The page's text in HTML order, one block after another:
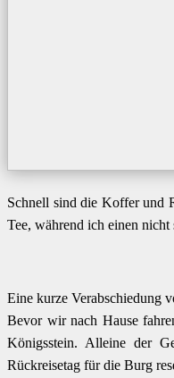
Schnell sind die Koffer und
Tee, während ich einen
Eine kurze Verabschiedung
Bevor wir nach Hause
Königsstein. Alleine der
Rückreisetag für die Burg